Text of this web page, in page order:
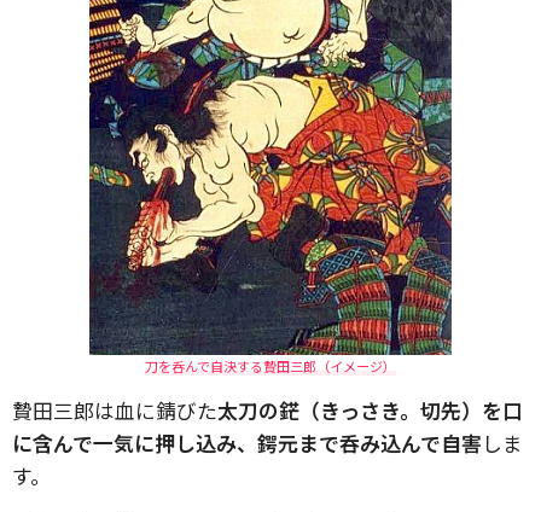
刀を呑んで自決する贄田三郎（イメージ）
贄田三郎は血に錆びた太刀の鋩（きっさき。切先）を口
に含んで一気に押し込み、鍔元まで呑み込んで自害 しま
す。